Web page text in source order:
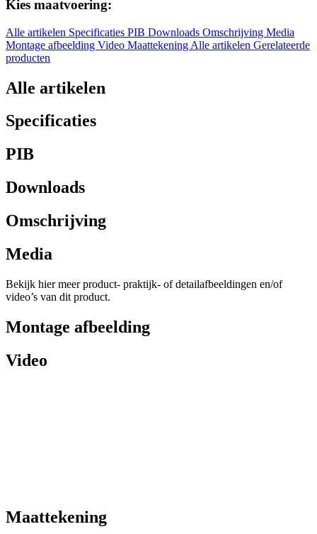
Kies maatvoering:
Alle artikelen Specificaties PIB Downloads Omschrijving Media
Montage afbeelding Video Maattekening Alle artikelen Gerelateerde
producten
Alle artikelen
Specificaties
PIB
Downloads
Omschrijving
Media
Bekijk hier meer product- praktijk- of detailafbeeldingen en/of
video’s van dit product.
Montage afbeelding
Video
Maattekening